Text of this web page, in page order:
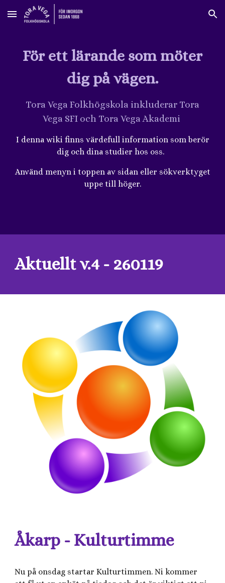
Skip to main content Skip to navigation
För ett lärande som möter
dig på vägen.
Tora Vega Folkhögskola inkluderar Tora
Vega SFI och Tora Vega Akademi
I denna wiki finns värdefull information som berör
dig och dina studier hos oss.
Använd menyn i toppen av sidan eller sökverktyget
uppe till höger.
Aktuellt v.4 - 260119
Åkarp - Kulturtimme
Nu på onsdag startar Kulturtimmen. Ni kommer